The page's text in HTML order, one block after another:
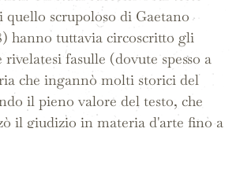
quello scrupoloso di Gaetano
hanno tuttavia circoscritto gli
fasulle (dovute spesso a
che ingannò molti storici del
il pieno valore del testo, che
il giudizio in materia d'arte fino a